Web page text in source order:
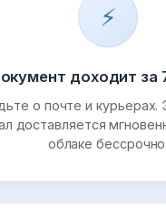
⚡
доходит за
о почте и курьерах.
доставляется
облаке бессрочно.